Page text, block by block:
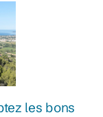
les bons